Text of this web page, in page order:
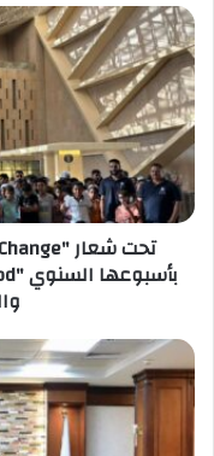
تحت
شعار
"Artist
of
Change"..
أكسا
في
مصر
تحتفل
بأسبوعها
السنوي
"AXA
for
Good"
لتعزيز
الإستدامة
وزير
التربية
والتعليم
: